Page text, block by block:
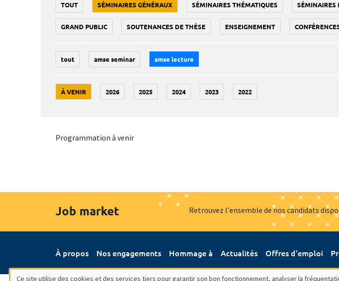
TOUT SÉMINAIRES GÉNÉRAUX SÉMINAIRES THÉMATIQUES SÉMINAIRES
GRAND PUBLIC SOUTENANCES DE THÈSE ENSEIGNEMENT
tout amse seminar amse lecture
À VENIR 2026 2025 2024 2023 2022
Programmation à venir
Job market Retrouvez l'ensemble de nos candidats
À propos Nos engagements Hommage à Actualités Offres d'emploi
Ce site utilise des cookies et des services tiers pour garantir son bon fonctionnement, analyser la